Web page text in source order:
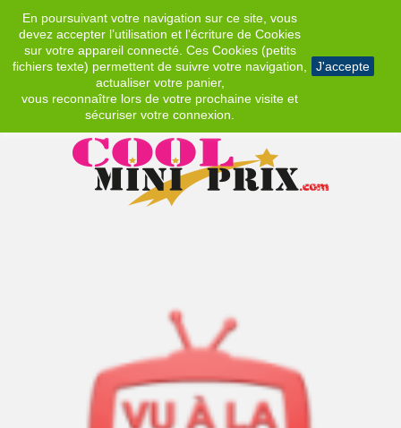
En poursuivant votre navigation sur ce site, vous
devez accepter l’utilisation et l'écriture de Cookies
sur votre appareil connecté. Ces Cookies (petits
fichiers texte) permettent de suivre votre navigation,
actualiser votre panier,
vous reconnaître lors de votre prochaine visite et
sécuriser votre connexion.
J'accepte
EUR